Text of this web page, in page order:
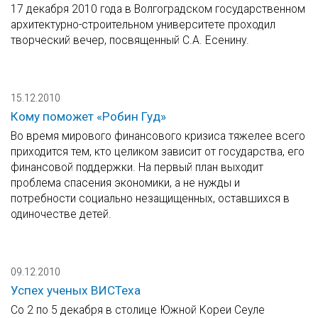
17 декабря 2010 года в Волгоградском государственном
архитектурно-строительном университете проходил
творческий вечер, посвященный С.А. Есенину.
15.12.2010
Кому поможет «Робин Гуд»
Во время мирового финансового кризиса тяжелее всего
приходится тем, кто целиком зависит от государства, его
финансовой поддержки. На первый план выходит
проблема спасения экономики, а не нужды и
потребности социально незащищенных, оставшихся в
одиночестве детей.
09.12.2010
Успех ученых ВИСТеха
Со 2 по 5 декабря в столице Южной Кореи Сеуле